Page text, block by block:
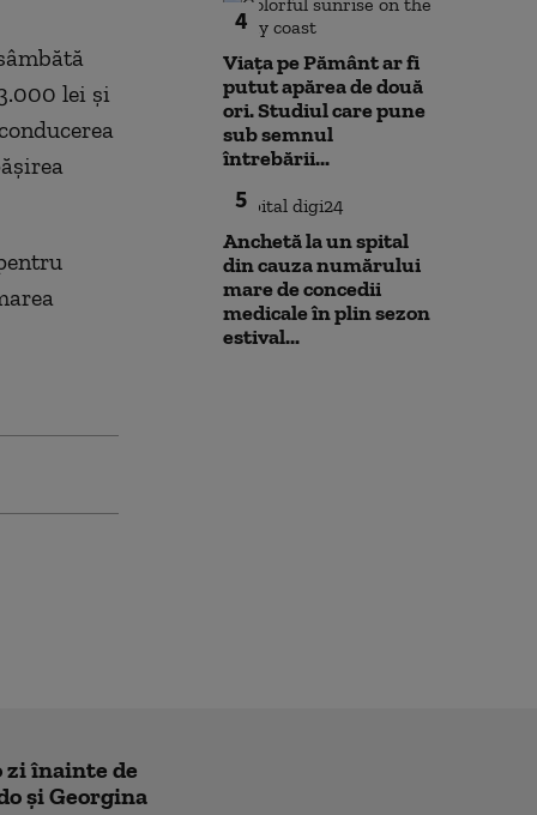
lei și
4
Viața pe Pământ ar fi
putut apărea de două
ori. Studiul care pune
sub semnul
întrebării...
5
Anchetă la un spital
din cauza numărului
mare de concedii
medicale în plin sezon
estival...
zi înainte de
și Georgina